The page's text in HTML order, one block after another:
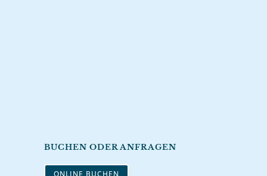
BUCHEN ODER ANFRAGEN
ONLINE BUCHEN